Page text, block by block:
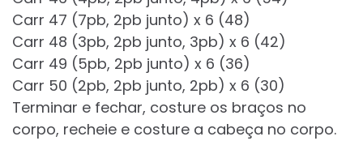
Carr 47 (7pb, 2pb junto) x 6 (48)
Carr 48 (3pb, 2pb junto, 3pb) x 6 (42)
Carr 49 (5pb, 2pb junto) x 6 (36)
Carr 50 (2pb, 2pb junto, 2pb) x 6 (30)
Terminar e fechar, costure os braços no
corpo, recheie e costure a cabeça no corpo.